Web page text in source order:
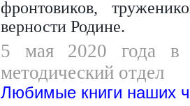
фронтовиков,
верности Родине.
5 мая 2020 года в
методический отдел
Любимые книги наших